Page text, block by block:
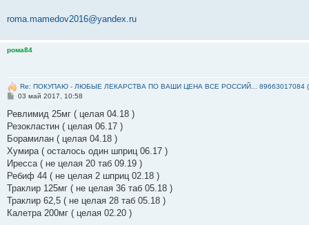
roma.mamedov2016@yandex.ru
рома84
Re: ПОКУПАЮ - ЛЮБЫЕ ЛЕКАРСТВА ПО ВАШИ ЦЕНА ВСЕ РОССИЙ... 89663017084
С
о
щ
е
н
и
е
03 май 2017, 10:58
Ревлимид 25мг ( целая 04.18 )
Резокластин ( целая 06.17 )
Борамилан ( целая 04.18 )
Хумира ( осталось один шприц 06.17 )
Иресса ( не целая 20 таб 09.19 )
Ребиф 44 ( не целая 2 шприц 02.18 )
Траклир 125мг ( не целая 36 таб 05.18 )
Траклир 62,5 ( не целая 28 таб 05.18 )
Калетра 200мг ( целая 02.20 )